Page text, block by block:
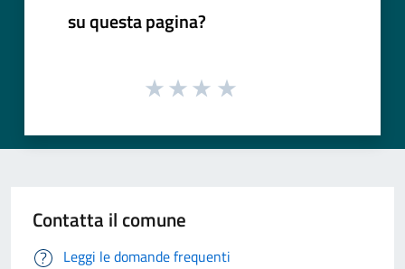
su questa pagina?
Contatta il comune
Leggi le domande frequenti